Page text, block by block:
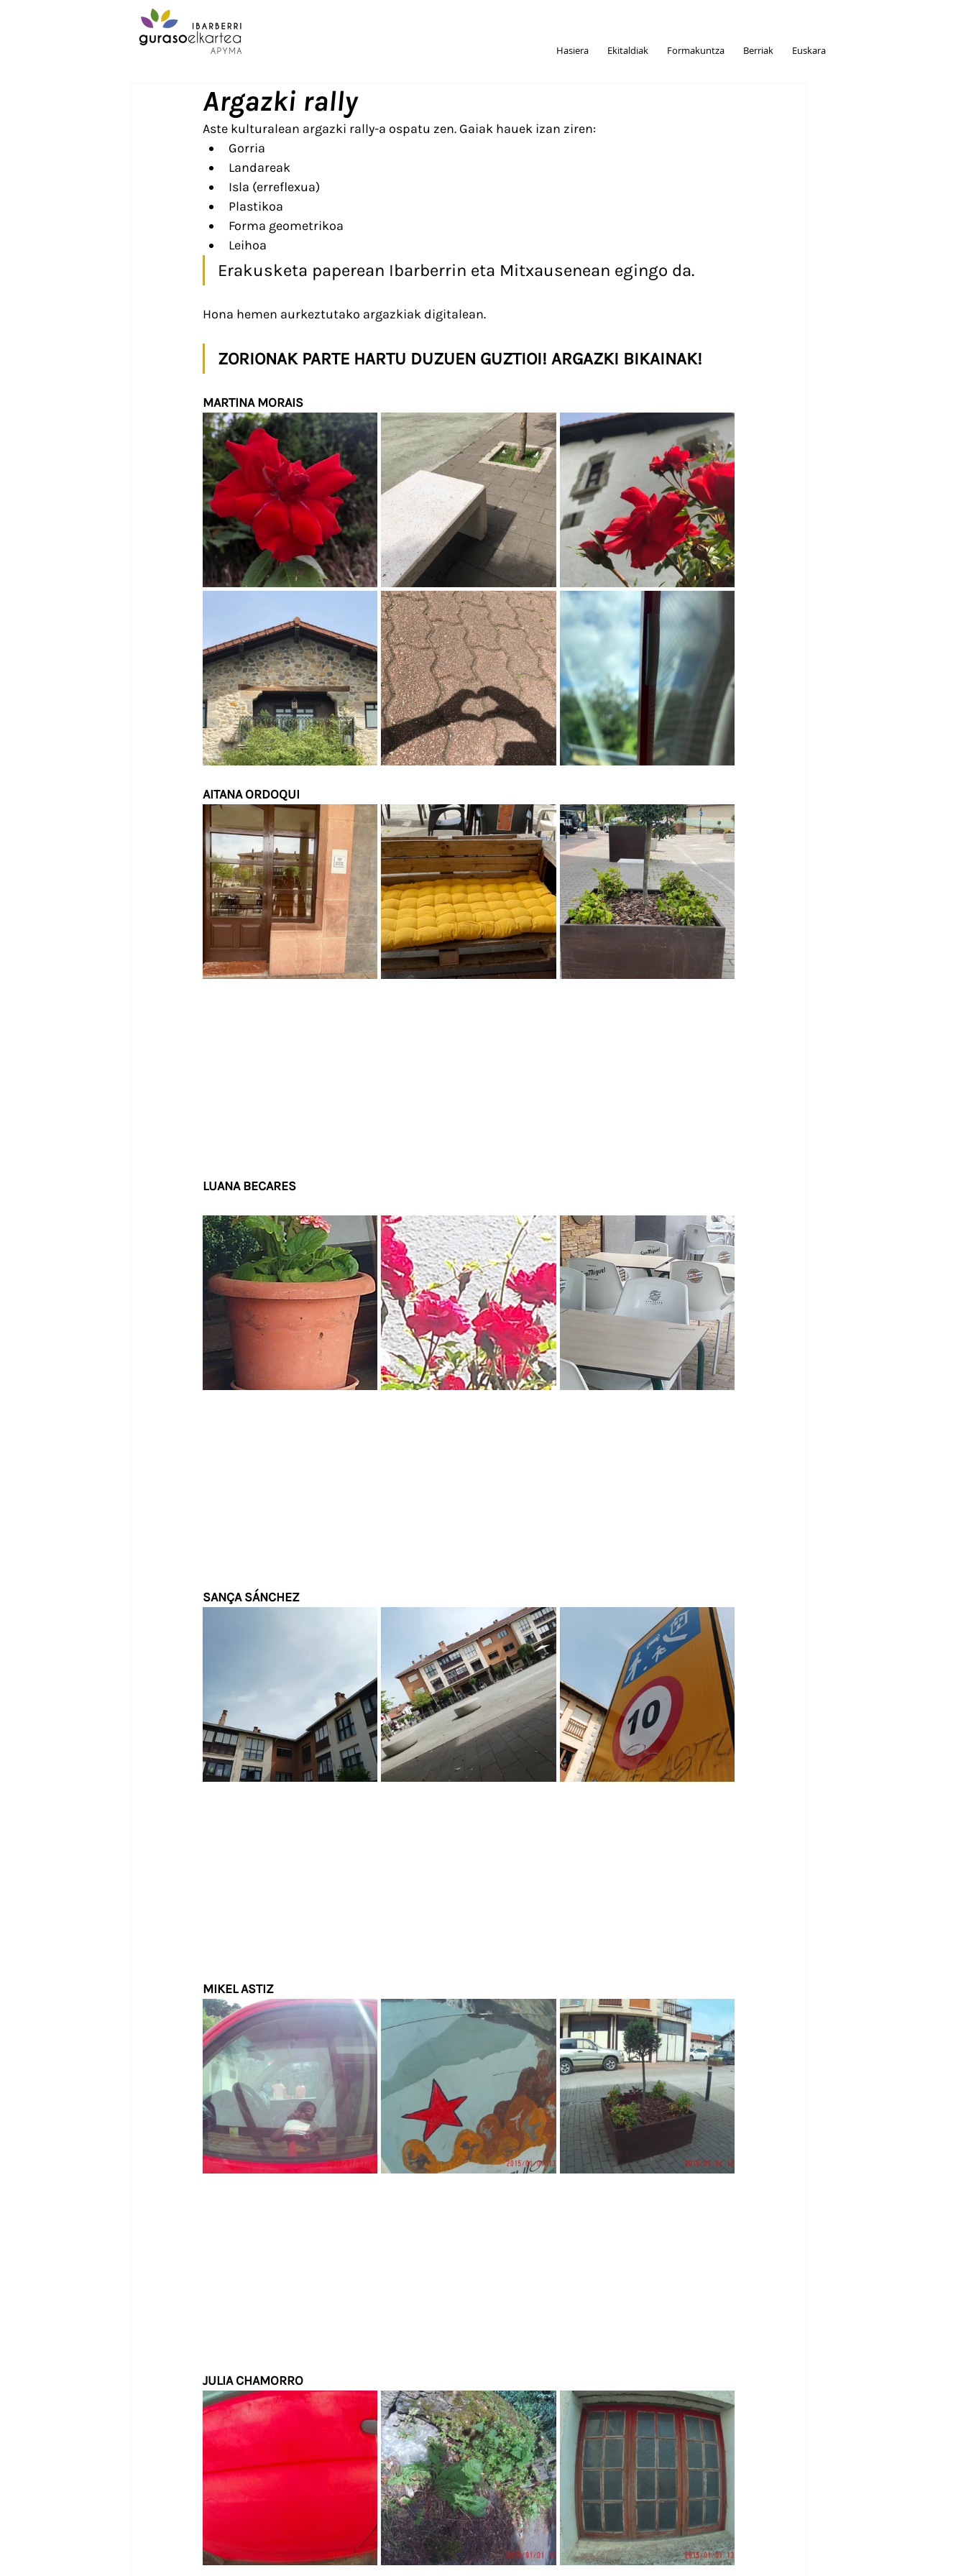
Hasiera Ekitaldiak Formakuntza Berriak Euskara
Argazki rally
Aste kulturalean argazki rally-a ospatu zen. Gaiak hauek izan ziren:
Gorria
Landareak
Isla (erreflexua)
Plastikoa
Forma geometrikoa
Leihoa
Erakusketa paperean Ibarberrin eta Mitxausenean egingo da.
Hona hemen aurkeztutako argazkiak digitalean.
ZORIONAK PARTE HARTU DUZUEN GUZTIOI! ARGAZKI BIKAINAK!
MARTINA MORAIS
AITANA ORDOQUI
LUANA BECARES
SANÇA SÁNCHEZ
MIKEL ASTIZ
JULIA CHAMORRO